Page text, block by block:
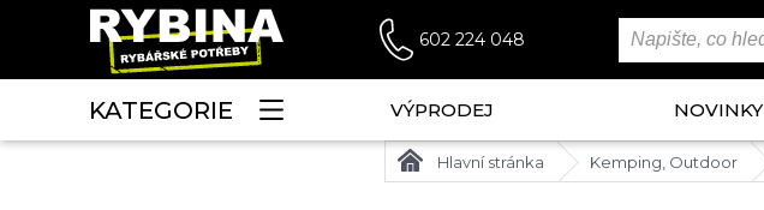
602 224 048
KATEGORIE VÝPRODEJ NOVINKY
Hlavní stránka Kemping, Outdoor